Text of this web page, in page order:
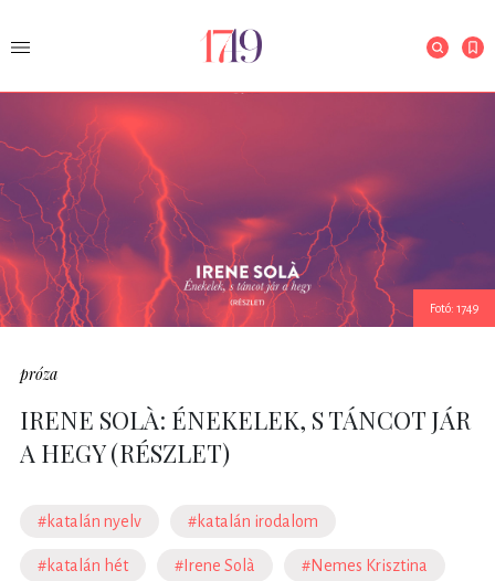
Fotó: 1749
próza
IRENE SOLÀ: ÉNEKELEK, S TÁNCOT JÁR
A HEGY (RÉSZLET)
#katalán nyelv #katalán irodalom
#katalán hét #Irene Solà #Nemes Krisztina